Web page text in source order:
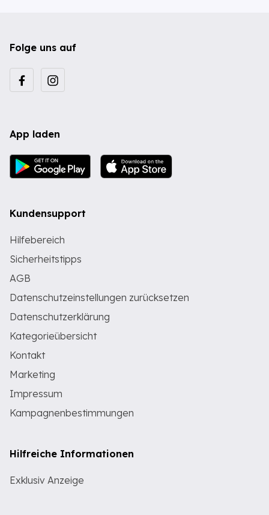
Folge uns auf
App laden
Kundensupport
Hilfebereich
Sicherheitstipps
AGB
Datenschutzeinstellungen zurücksetzen
Datenschutzerklärung
Kategorieübersicht
Kontakt
Marketing
Impressum
Kampagnenbestimmungen
Hilfreiche Informationen
Exklusiv Anzeige